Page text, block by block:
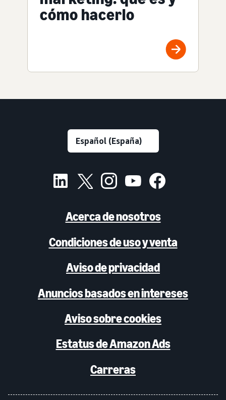
cómo hacerlo
Acerca de nosotros
Condiciones de uso y venta
Aviso de privacidad
Anuncios basados en intereses
Aviso sobre cookies
Estatus de Amazon Ads
Carreras